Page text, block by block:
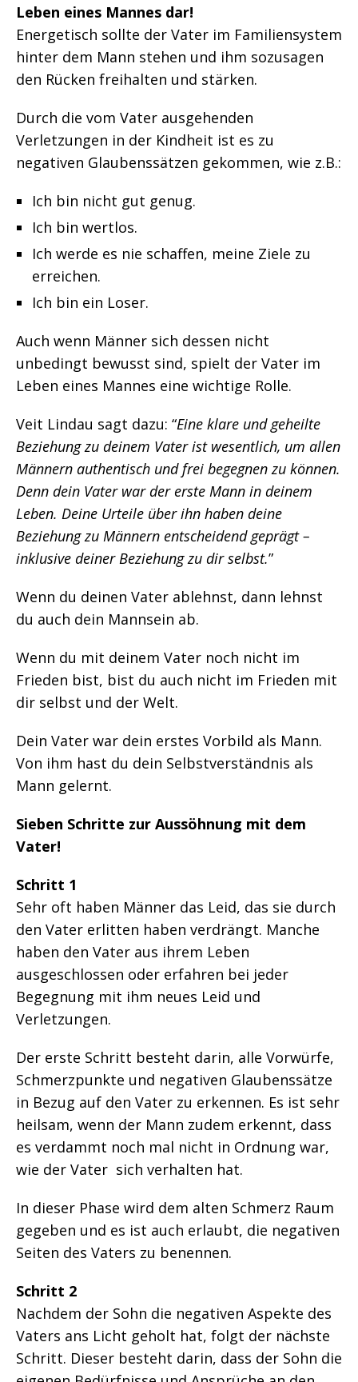
Leben eines Mannes dar!
Energetisch sollte der Vater im Familiensystem
hinter dem Mann stehen und ihm sozusagen
den Rücken freihalten und stärken.
Durch die vom Vater ausgehenden
Verletzungen in der Kindheit ist es zu
negativen Glaubenssätzen gekommen, wie z.B.:
Ich bin nicht gut genug.
Ich bin wertlos.
Ich werde es nie schaffen, meine Ziele zu
erreichen.
Ich bin ein Loser.
Auch wenn Männer sich dessen nicht
unbedingt bewusst sind, spielt der Vater im
Leben eines Mannes eine wichtige Rolle.
Veit Lindau sagt dazu: “Eine klare und geheilte
Beziehung zu deinem Vater ist wesentlich, um allen
Männern authentisch und frei begegnen zu können.
Denn dein Vater warder erste Mann in deinem
Leben. Deine Urteile über ihn haben deine
Beziehung zu Männern entscheidend geprägt –
inklusive deiner Beziehung zu dir selbst.”
Wenn du deinen Vater ablehnst, dann lehnst
du auch dein Mannsein ab.
Wenn du mit deinem Vater noch nicht im
Frieden bist, bist du auch nicht im Frieden mit
dir selbst und der Welt.
Dein Vater war dein erstes Vorbild als Mann.
Von ihm hast du dein Selbstverständnis als
Mann gelernt.
Sieben Schritte zur Aussöhnung mit dem
Vater!
Schritt 1
Sehr oft haben Männer das Leid, das sie durch
den Vater erlitten haben verdrängt. Manche
haben den Vater aus ihrem Leben
ausgeschlossen oder erfahren bei jeder
Begegnung mit ihm neues Leid und
Verletzungen.
Der erste Schritt besteht darin, alle Vorwürfe,
Schmerzpunkte und negativen Glaubenssätze
in Bezug auf den Vater zu erkennen. Es ist sehr
heilsam, wenn der Mann zudem erkennt, dass
es verdammt noch mal nicht in Ordnung war,
wie der Vater sich verhalten hat.
In dieser Phase wird dem alten Schmerz Raum
gegeben und es ist auch erlaubt, die negativen
Seiten des Vaters zu benennen.
Schritt 2
Nachdem der Sohn die negativen Aspekte des
Vaters ans Licht geholt hat, folgt der nächste
Schritt. Dieser besteht darin, dass der Sohn die